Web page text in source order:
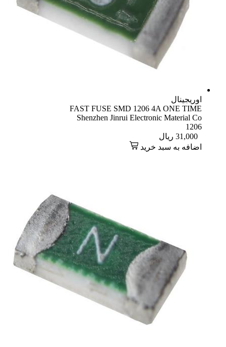
اوریجینال
FAST FUSE SMD 1206 4A ONE TIME
Shenzhen Jinrui Electronic Material Co
1206
31,000 ریال
اضافه به سبد خرید